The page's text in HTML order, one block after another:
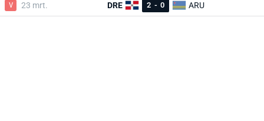
V 23 mrt. DRE 2 - 0 ARU